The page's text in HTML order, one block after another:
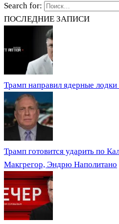
Search for:
ПОСЛЕДНИЕ ЗАПИСИ
Трамп направил ядерные
Трамп готовится ударить по
Макгрегор, Эндрю Наполитано